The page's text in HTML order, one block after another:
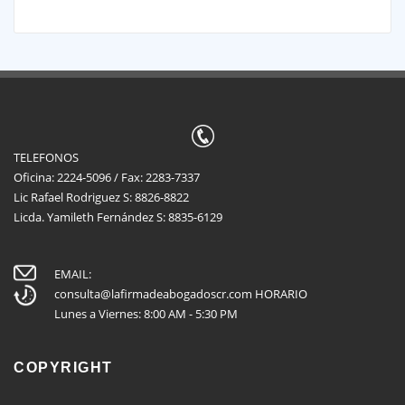
TELEFONOS
Oficina: 2224-5096 / Fax: 2283-7337
Lic Rafael Rodriguez S: 8826-8822
Licda. Yamileth Fernández S: 8835-6129
EMAIL:
consulta@lafirmadeabogadoscr.com HORARIO
Lunes a Viernes: 8:00 AM - 5:30 PM
COPYRIGHT